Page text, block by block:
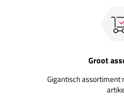
Groot
Gigantisch assortiment